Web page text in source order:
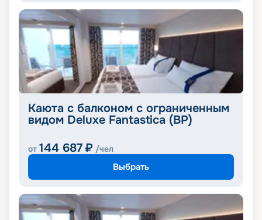
Каюта с балконом с ограниченным
видом Deluxe Fantastica (BP)
от 144 687 ₽ /чел
Выбрать